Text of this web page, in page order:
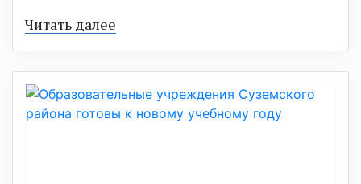
Читать далее